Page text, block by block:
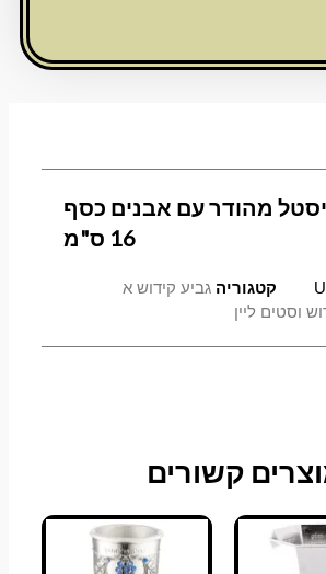
מהודר עם אבנים כסף
קטגוריה גביע קידוש א
ליין
קשורים